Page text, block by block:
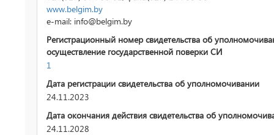
www.belgim.by
e-mail: info@belgim.by
Регистрационный номер свидетельства об
осуществление государственной поверки СИ
1
Дата регистрации свидетельства об уполномочивании
24.11.2023
Дата окончания действия свидетельства об
24.11.2028